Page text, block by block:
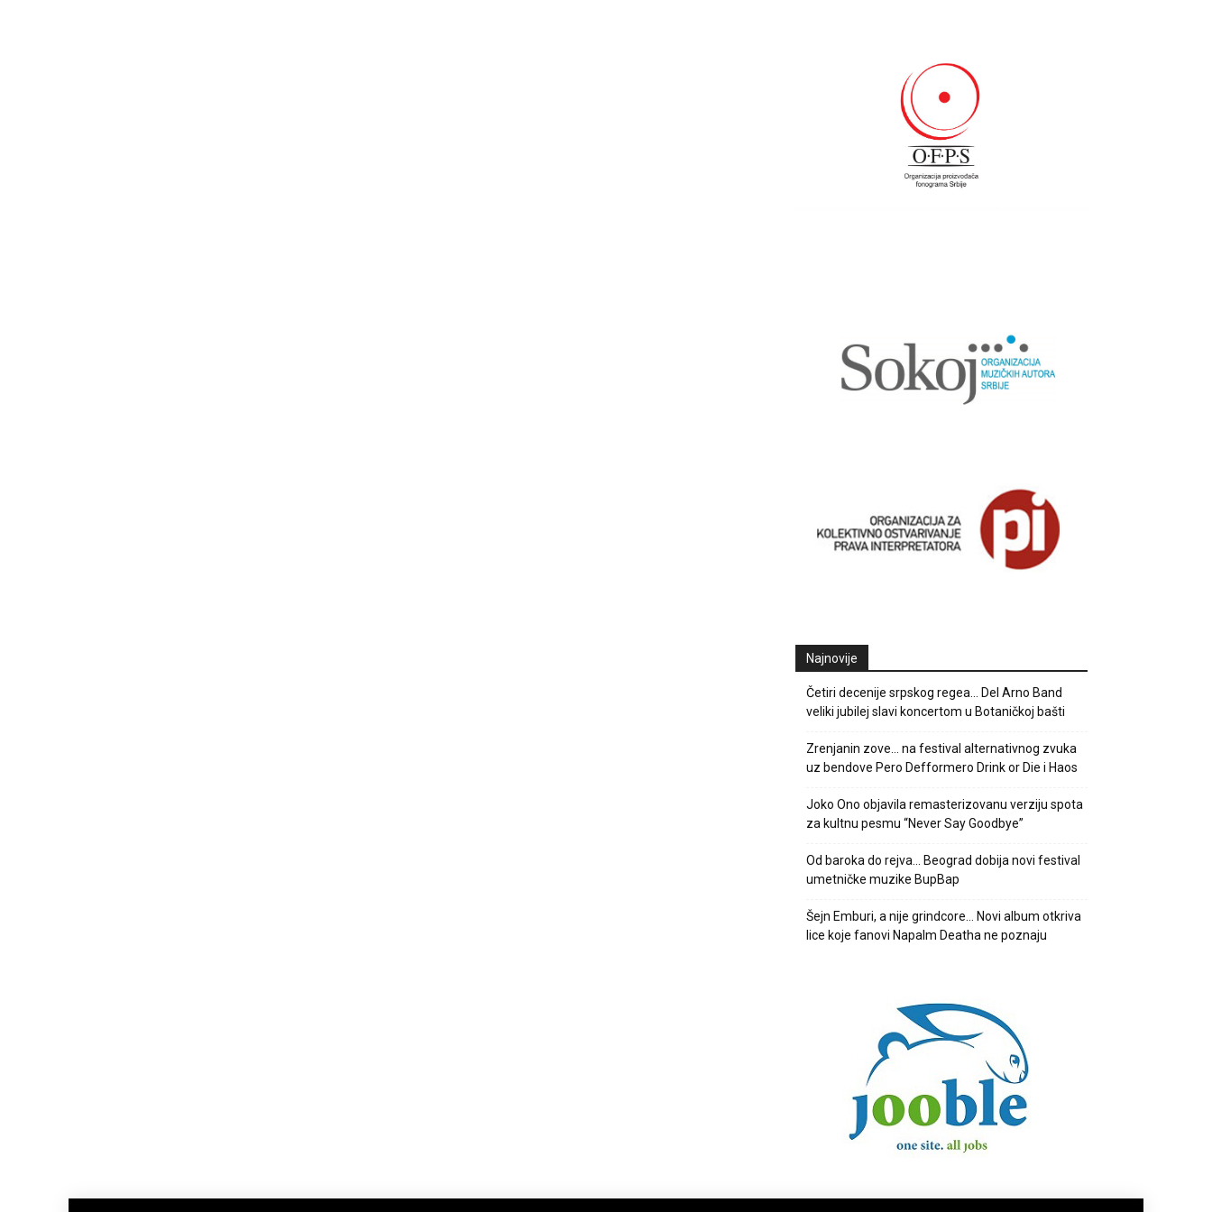
Najnovije
Četiri decenije srpskog regea… Del Arno Band
veliki jubilej slavi koncertom u Botaničkoj bašti
Zrenjanin zove… na festival alternativnog zvuka
uz bendove Pero Defformero Drink or Die i Haos
Joko Ono objavila remasterizovanu verziju spota
za kultnu pesmu “Never Say Goodbye”
Od baroka do rejva… Beograd dobija novi festival
umetničke muzike BupBap
Šejn Emburi, a nije grindcore… Novi album otkriva
lice koje fanovi Napalm Deatha ne poznaju